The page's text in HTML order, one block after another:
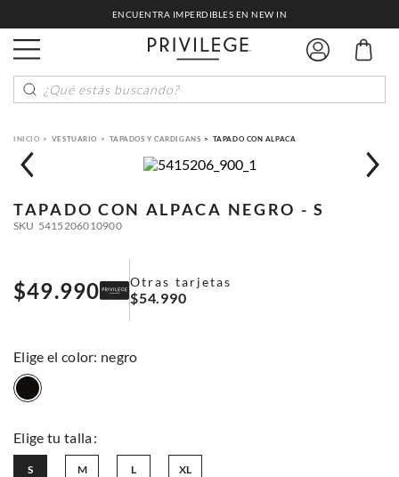
ENCUENTRA IMPERDIBLES EN NEW IN
¿Qué estás buscando?
VESTUARIO TAPADOS Y CARDIGANS TAPADO CON ALPACA
TAPADO CON ALPACA NEGRO - S
SKU 5415206010900
$49.990 Otras tarjetas
$54.990
: negro
L
M
S XL